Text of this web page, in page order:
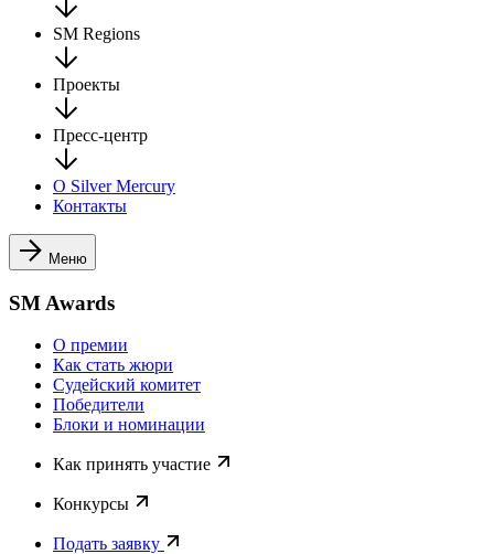
SM Regions
Проекты
Пресс-центр
О Silver Mercury
Контакты
Меню
SM Awards
О премии
Как стать жюри
Судейский комитет
Победители
Блоки и номинации
Как принять участие
Конкурсы
Подать заявку